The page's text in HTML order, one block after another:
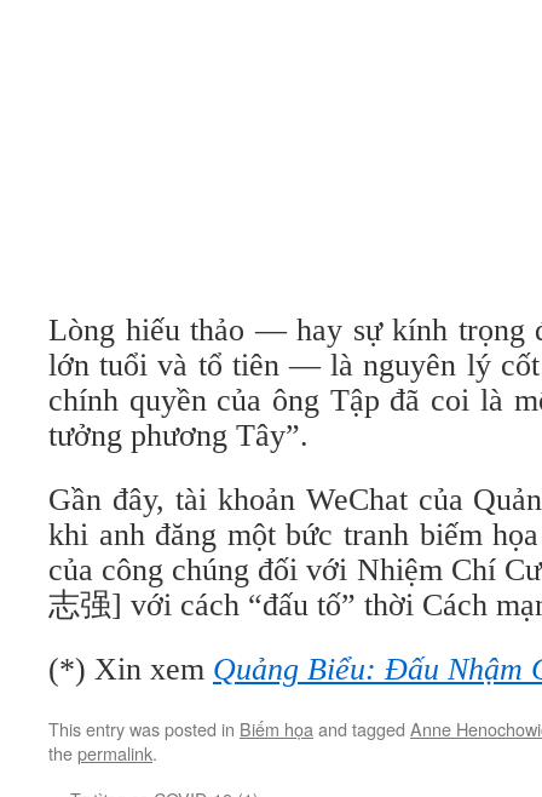
Lòng hiếu thảo — hay sự kính trọng
lớn tuổi và tổ tiên — là nguyên lý
chính quyền của ông Tập đã coi là
tưởng phương Tây”.
Gần đây, tài khoản WeChat của
khi anh đăng một bức tranh biếm
của công chúng đối với Nhiệm Chí
志强] với cách “đấu tố” thời Cách
(*) Xin xem Quảng Biểu: Đấu Nhậm
This entry was posted in Biếm họa and tagged Anne
thepermalink.